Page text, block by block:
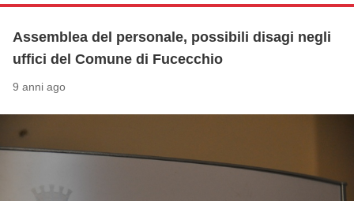
Assemblea del personale, possibili disagi negli
uffici del Comune di Fucecchio
9 anni ago